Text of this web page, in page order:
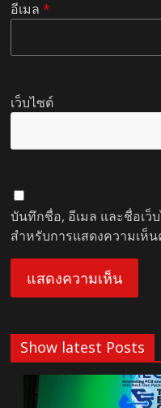
อีเมล*
เว็บไซต์
บันทึกชื่อ, อีเมล และชื่อเว็
สำหรับการแสดงความเห็
Show latest Posts